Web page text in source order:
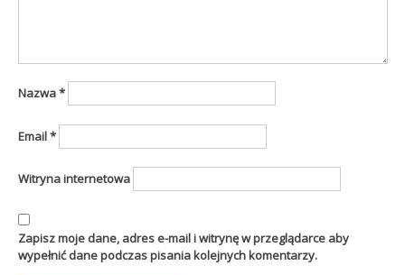
Nazwa*
Email*
Witryna internetowa
Zapisz moje dane, adres e-mail i witrynę w przeglądarce aby
wypełnić dane podczas pisania kolejnych komentarzy.